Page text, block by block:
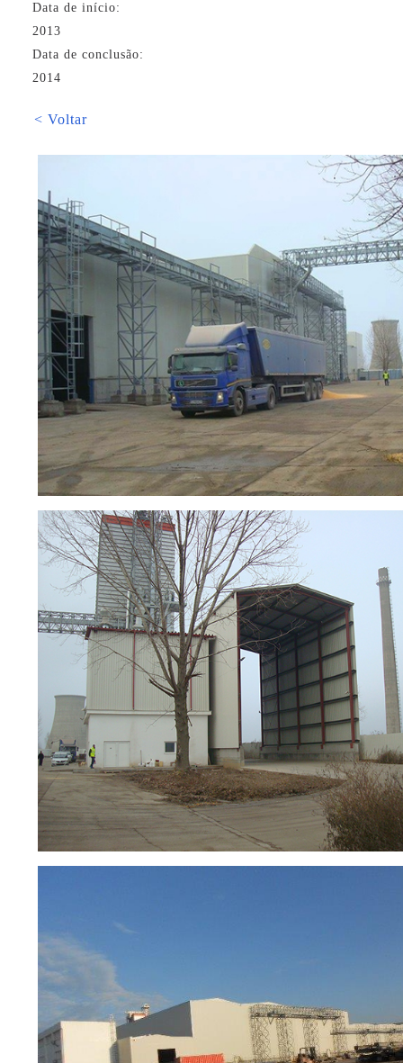
Data de início:
2013
Data de conclusão:
2014
< Voltar